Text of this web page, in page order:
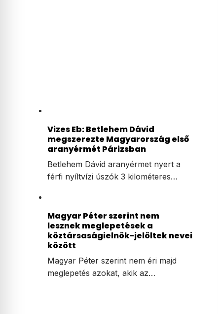
Vizes Eb: Betlehem Dávid
megszerezte Magyarország első
aranyérmét Párizsban
Betlehem Dávid aranyérmet nyert a
férfi nyíltvízi úszók 3 kilométeres…
Magyar Péter szerint nem
lesznek meglepetések a
köztársaságielnök-jelöltek nevei
között
Magyar Péter szerint nem éri majd
meglepetés azokat, akik az…